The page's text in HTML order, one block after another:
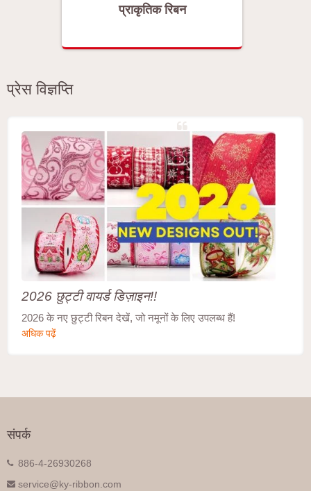
प्राकृतिक रिबन
प्रेस विज्ञप्ति
2026 छुट्टी वायर्ड डिज़ाइन!!
2026 के नए छुट्टी रिबन देखें, जो नमूनों के लिए उपलब्ध हैं!
अधिक पढ़ें
संपर्क
886-4-26930268
service@ky-ribbon.com